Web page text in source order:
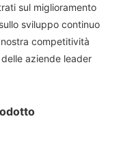
sul miglioramento
sviluppo continuo
competitività
aziende leader